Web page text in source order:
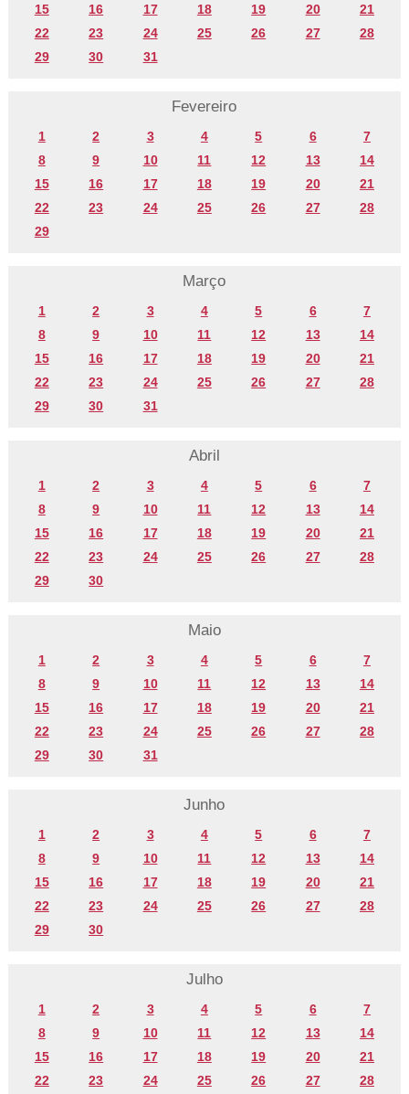
15
16 17 18 19 20
21
22
23 24 25 26 27
28
29
30 31
Fevereiro
1 2 3 4 5 6
7
8
9 10 11 12 13
14
15
16 17 18 19 20
21
22
23 24 25 26 27
28
29
Março
1 2 3 4 5 6
7
8
9 10 11 12 13
14
15
16 17 18 19 20
21
22
23 24 25 26 27
28
29
30 31
Abril
1 2 3 4 5 6
7
8
9 10 11 12 13
14
15
16 17 18 19 20
21
22
23 24 25 26 27
28
29
30
Maio
1 2 3 4 5 6
7
8
9 10 11 12 13
14
15
16 17 18 19 20
21
22
23 24 25 26 27
28
29
30 31
Junho
1 2 3 4 5 6
7
8
9 10 11 12 13
14
15
16 17 18 19 20
21
22
23 24 25 26 27
28
29
30
Julho
1 2 3 4 5 6
7
8
9 10 11 12 13
14
15
16 17 18 19 20
21
22
23 24 25 26 27 28